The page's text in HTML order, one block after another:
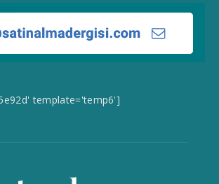
template='temp6']